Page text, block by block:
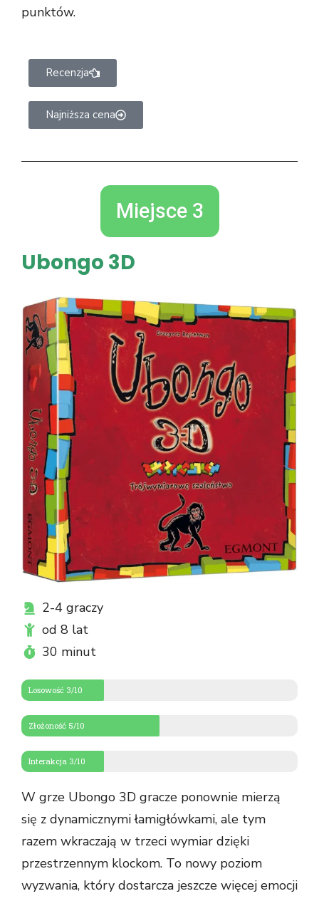
punktów.
Recenzja
Najniższa cena
Miejsce 3
Ubongo 3D
2-4 graczy
od 8 lat
30 minut
Losowość 3/10
Złożoność 5/10
Interakcja 3/10
W grze Ubongo 3D gracze ponownie mierzą
się z dynamicznymi łamigłówkami, ale tym
razem wkraczają w trzeci wymiar dzięki
przestrzennym klockom. To nowy poziom
wyzwania, który dostarcza jeszcze więcej emocji